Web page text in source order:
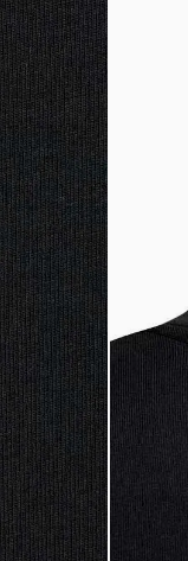
e veja a
DIGITE SEU CEP